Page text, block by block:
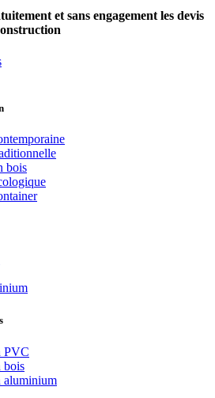
et sans engagement les devis
bois
PVC
bois
aluminium